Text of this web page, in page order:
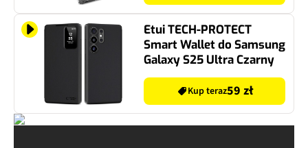
Etui TECH-PROTECT
Smart Wallet do Samsung
Galaxy S25 Ultra Czarny
Kup teraz59 zł